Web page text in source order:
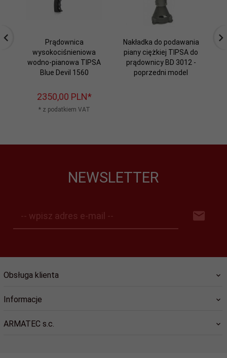
Prądownica
wysokociśnieniowa
wodno-pianowa TIPSA
Blue Devil 1560
2350,00 PLN*
* z podatkiem VAT
Nakładka do podawania
piany ciężkiej TIPSA do
prądownicy BD 3012 -
poprzedni model
NEWSLETTER
-- wpisz adres e-mail --
Obsługa klienta
Informacje
ARMATEC s.c.